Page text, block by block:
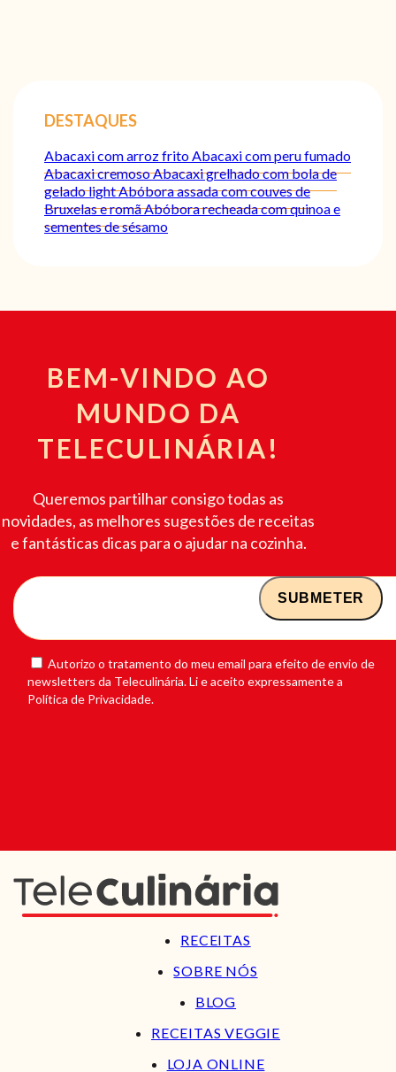
DESTAQUES
Abacaxi com arroz fritoAbacaxi com peru fumado
Abacaxi cremosoAbacaxi grelhado com bola de
gelado lightAbóbora assada com couves de
Bruxelas e romãAbóbora recheada com quinoa e
sementes de sésamo
BEM-VINDO AO
MUNDO DA
TELECULINÁRIA!
Queremos partilhar consigo todas as
novidades, as melhores sugestões de receitas
e fantásticas dicas para o ajudar na cozinha.
Autorizo o tratamento do meu email para efeito de envio de
newsletters da Teleculinária. Li e aceito expressamente a
Política de Privacidade.
RECEITAS
SOBRE NÓS
BLOG
RECEITAS VEGGIE
LOJA ONLINE